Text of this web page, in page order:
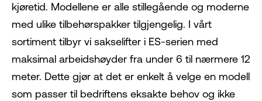
kjøretid. Modellene er alle stillegående og moderne
med ulike tilbehørspakker tilgjengelig. I vårt
sortiment tilbyr vi sakselifter i ES-serien med
maksimal arbeidshøyder fra under 6 til nærmere 12
meter. Dette gjør at det er enkelt å velge en modell
som passer til bedriftens eksakte behov og ikke